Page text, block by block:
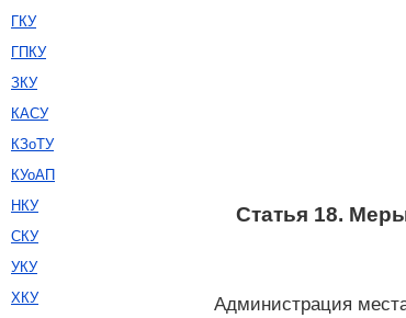
Статья 18.
Администрация
ГКУ
ГПКУ
ЗКУ
КАСУ
КЗоТУ
КУоАП
НКУ
СКУ
УКУ
ХКУ